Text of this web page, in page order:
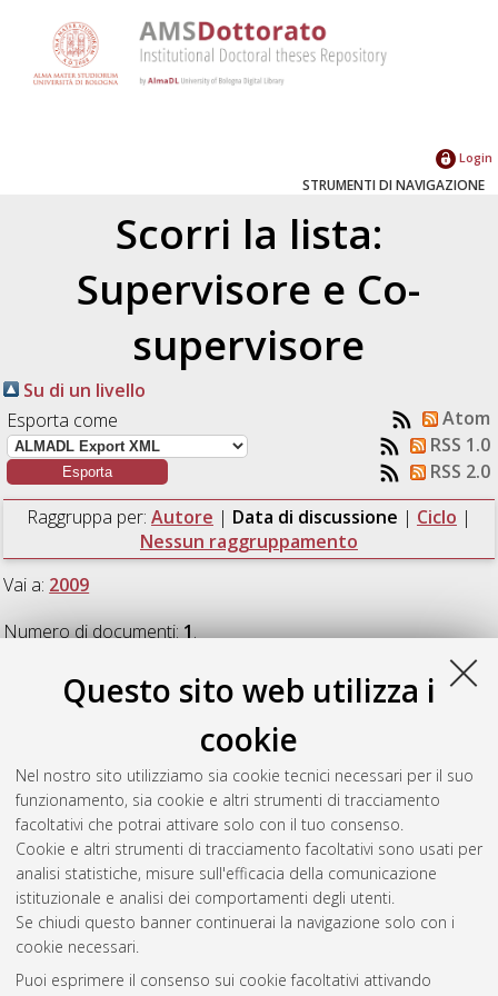
Questo sito web utilizza i
cookie
Nel nostro sito utilizziamo sia cookie tecnici necessari per il suo
funzionamento, sia cookie e altri strumenti di tracciamento
facoltativi che potrai attivare solo con il tuo consenso.
Cookie e altri strumenti di tracciamento facoltativi sono usati per
analisi statistiche, misure sull'efficacia della comunicazione
istituzionale e analisi dei comportamenti degli utenti.
Se chiudi questo banner continuerai la navigazione solo con i
cookie necessari.
Puoi esprimere il consenso sui cookie facoltativi attivando
Login
STRUMENTI DI NAVIGAZIONE
Scorri la lista:
Supervisore e Co-
supervisore
Su di un livello
Esporta come
Atom
RSS 1.0
RSS 2.0
Raggruppa per: Autore | Data di discussione | Ciclo |
Nessun raggruppamento
Vai a: 2009
Numero di documenti:1.
2009
Trasduzione del segnale e poliamine
nell'apoptosi di cellule cardiache, [Dissertation thesis], Alma
Mater Studiorum Università di Bologna. Dottorato di ricerca in
Biochimica, 21 Ciclo. DOI 10.6092/unibo/amsdottorato/1577.
Questa lista e' stata generata ilFri Aug 7 20:44:10 2026 CEST
Atom